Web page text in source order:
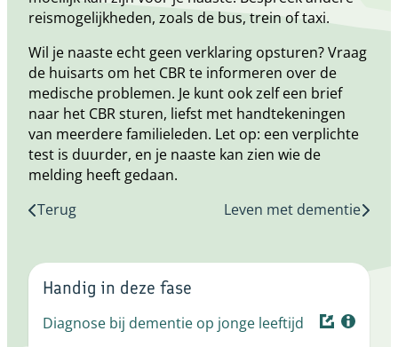
reismogelijkheden, zoals de bus, trein of taxi.
Wil je naaste echt geen verklaring opsturen? Vraag
de huisarts om het CBR te informeren over de
medische problemen. Je kunt ook zelf een brief
naar het CBR sturen, liefst met handtekeningen
van meerdere familieleden. Let op: een verplichte
test is duurder, en je naaste kan zien wie de
melding heeft gedaan.
Terug
Leven met dementie
Handig in deze fase
Diagnose bij dementie op jonge leeftijd